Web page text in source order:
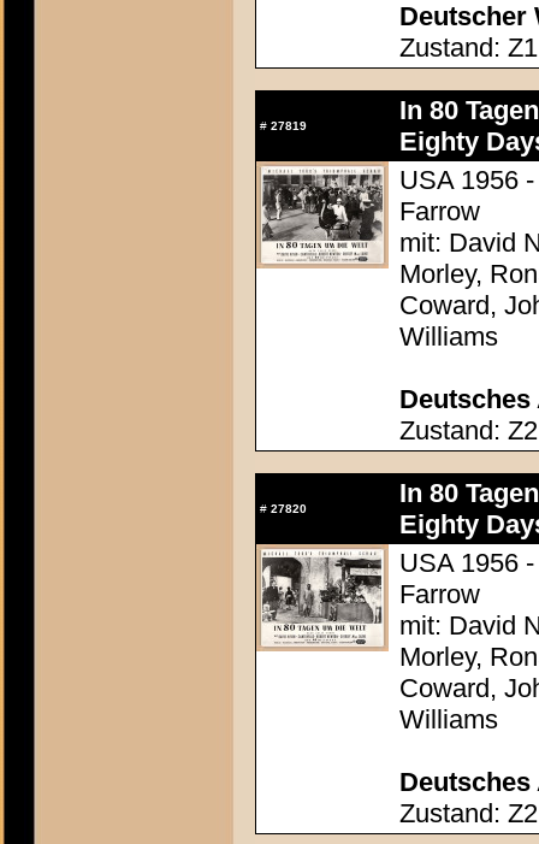
Deutscher
Zustand: Z1
# 27819
In 80
Eighty
USA 1956
Farrow
mit: David
Morley,
Coward,
Williams
Deutsches
Zustand: Z2
# 27820
In 80
Eighty
USA 1956
Farrow
mit: David
Morley,
Coward,
Williams
Deutsches
Zustand: Z2